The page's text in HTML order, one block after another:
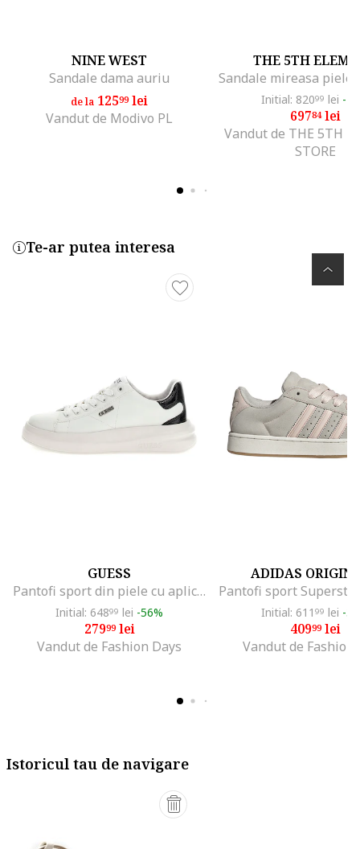
NINE WEST
Sandale dama auriu
de la 12599lei
Vandut de Modivo PL
THE 5TH
Initial: 82099 lei -
69784lei
Vandut de THE 5TH
STORE
Te-ar putea interesa
GUESS
Pantofi sport din piele cu aplicatie logo, Alb/Negru
Initial: 64899 lei -56%
27999lei
Vandut de Fashion Days
ADIDAS
Initial: 611 99 lei -
40999lei
Vandut de Fashion
Istoricul tau de navigare